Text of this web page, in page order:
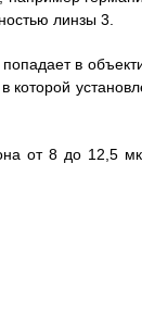
линзы 3.
в
которой
от 8 до 12,5